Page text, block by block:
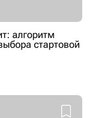
алгоритм
стартовой